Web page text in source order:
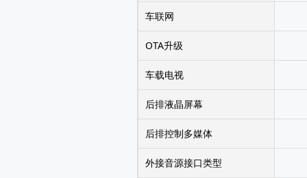
车联网
OTA升级
车载电视
后排液晶屏幕
后排控制多媒体
外接音源接口类型